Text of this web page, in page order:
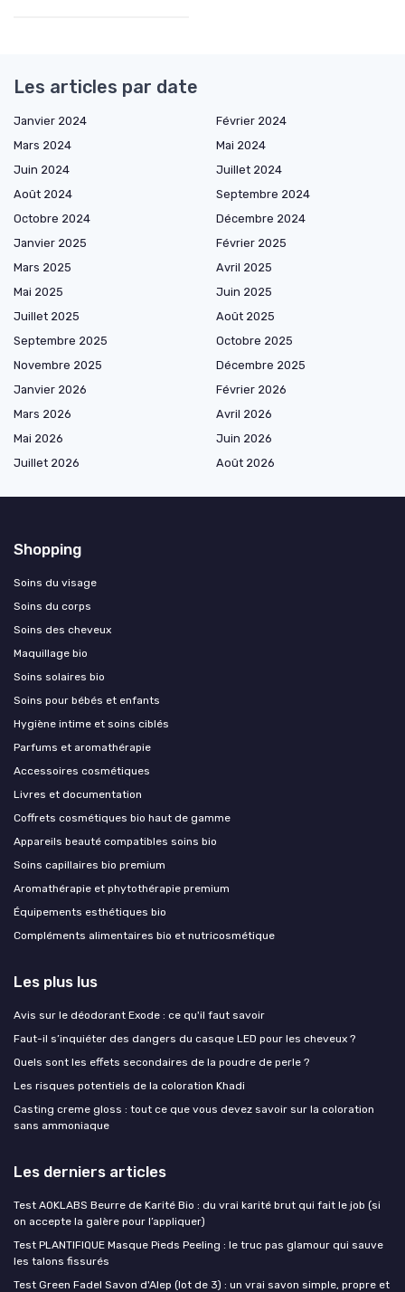
Les articles par date
Janvier 2024
Février 2024
Mars 2024
Mai 2024
Juin 2024
Juillet 2024
Août 2024
Septembre 2024
Octobre 2024
Décembre 2024
Janvier 2025
Février 2025
Mars 2025
Avril 2025
Mai 2025
Juin 2025
Juillet 2025
Août 2025
Septembre 2025
Octobre 2025
Novembre 2025
Décembre 2025
Janvier 2026
Février 2026
Mars 2026
Avril 2026
Mai 2026
Juin 2026
Juillet 2026
Août 2026
Shopping
Soins du visage
Soins du corps
Soins des cheveux
Maquillage bio
Soins solaires bio
Soins pour bébés et enfants
Hygiène intime et soins ciblés
Parfums et aromathérapie
Accessoires cosmétiques
Livres et documentation
Coffrets cosmétiques bio haut de gamme
Appareils beauté compatibles soins bio
Soins capillaires bio premium
Aromathérapie et phytothérapie premium
Équipements esthétiques bio
Compléments alimentaires bio et nutricosmétique
Les plus lus
Avis sur le déodorant Exode : ce qu'il faut savoir
Faut-il s’inquiéter des dangers du casque LED pour les cheveux ?
Quels sont les effets secondaires de la poudre de perle ?
Les risques potentiels de la coloration Khadi
Casting creme gloss : tout ce que vous devez savoir sur la coloration
sans ammoniaque
Les derniers articles
Test AOKLABS Beurre de Karité Bio : du vrai karité brut qui fait le job (si
on accepte la galère pour l’appliquer)
Test PLANTIFIQUE Masque Pieds Peeling : le truc pas glamour qui sauve
les talons fissurés
Test Green Fadel Savon d'Alep (lot de 3) : un vrai savon simple, propre et